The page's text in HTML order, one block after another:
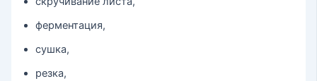
ферментация,
сушка,
резка,